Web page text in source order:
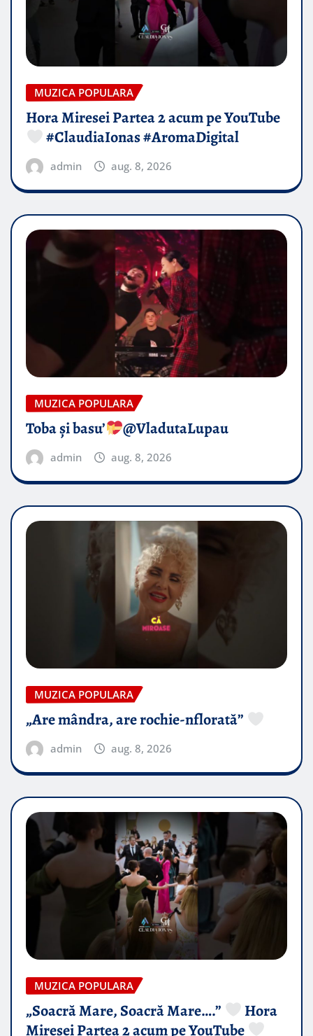
MUZICA POPULARA
Hora Miresei Partea 2 acum pe YouTube
#ClaudiaIonas #AromaDigital
admin aug. 8, 2026
MUZICA POPULARA
Toba și basu’ @VladutaLupau
admin aug. 8, 2026
MUZICA POPULARA
„Are mândra, are rochie-nflorată”
admin aug. 8, 2026
MUZICA POPULARA
„Soacră Mare, Soacră Mare….”
Hora
Miresei Partea 2 acum pe YouTube